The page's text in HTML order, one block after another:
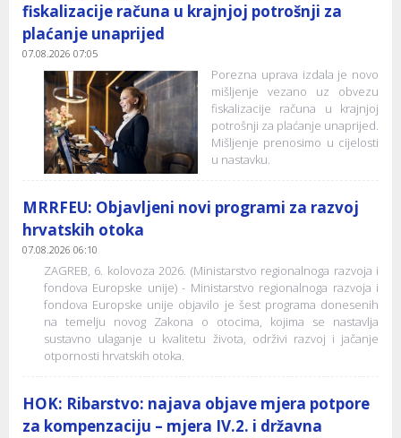
fiskalizacije računa u krajnjoj potrošnji za
plaćanje unaprijed
07.08.2026 07:05
Porezna uprava izdala je novo
mišljenje vezano uz obvezu
fiskalizacije računa u krajnjoj
potrošnji za plaćanje unaprijed.
Mišljenje prenosimo u cijelosti
u nastavku.
MRRFEU: Objavljeni novi programi za razvoj
hrvatskih otoka
07.08.2026 06:10
ZAGREB, 6. kolovoza 2026. (Ministarstvo regionalnoga razvoja i
fondova Europske unije) - Ministarstvo regionalnoga razvoja i
fondova Europske unije objavilo je šest programa donesenih
na temelju novog Zakona o otocima, kojima se nastavlja
sustavno ulaganje u kvalitetu života, održivi razvoj i jačanje
otpornosti hrvatskih otoka.
HOK: Ribarstvo: najava objave mjera potpore
za kompenzaciju – mjera IV.2. i državna